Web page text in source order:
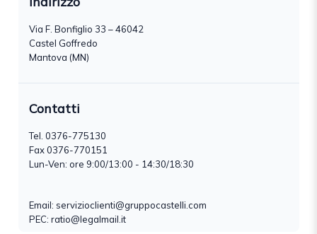
Via F. Bonfiglio 33 – 46042
Castel Goffredo
Mantova (MN)
Contatti
Tel. 0376-775130
Fax 0376-770151
Lun-Ven: ore 9:00/13:00 - 14:30/18:30
Email: servizioclienti@gruppocastelli.com
PEC: ratio@legalmail.it